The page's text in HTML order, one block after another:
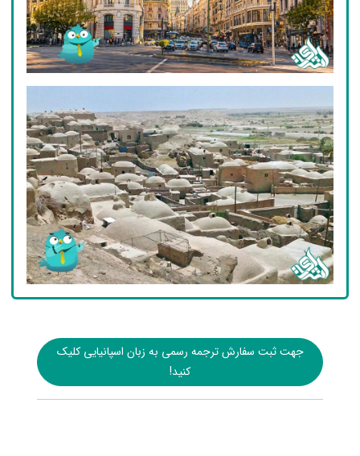
جهت ثبت سفارش ترجمه رسمی به زبان اسپانیایی کلیک
کنید!